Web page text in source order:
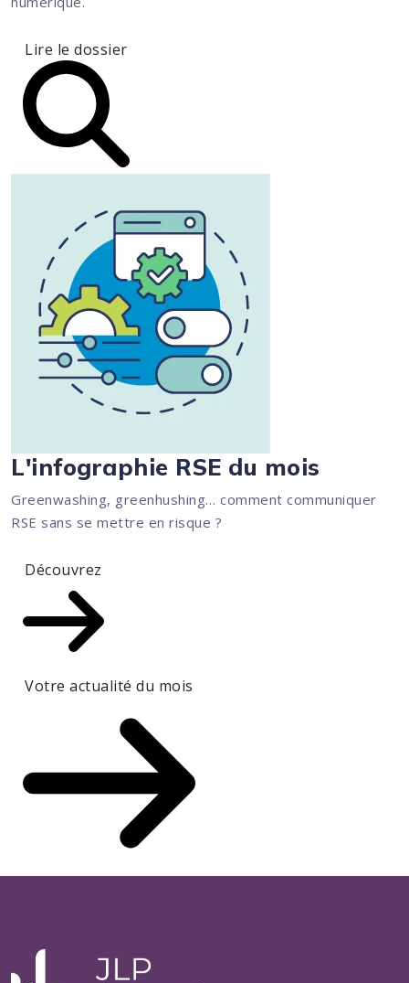
Lire le dossier
L'infographie RSE du mois
Greenwashing, greenhushing… comment communiquer
RSE sans se mettre en risque ?
Découvrez
Votre actualité du mois